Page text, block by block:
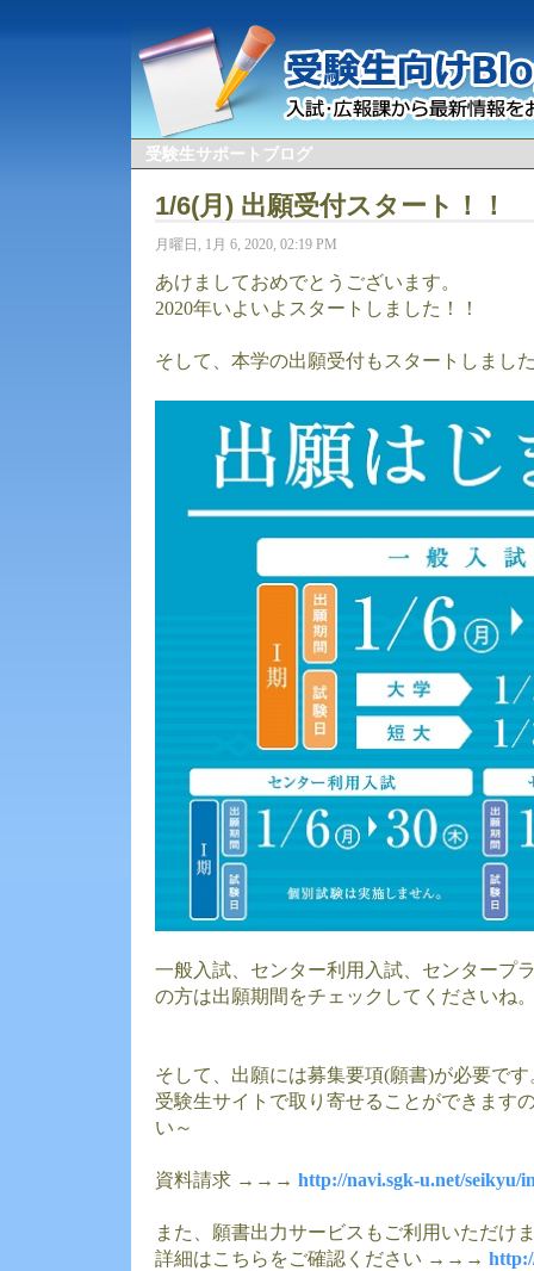
受験生サポートブログ
1/6(月) 出願受付スタート！！
月曜日, 1月 6, 2020, 02:19 PM
あけましておめでとうございます。
2020年いよいよスタートしました！！
そして、本学の出願受付もスタートしまし
一般入試、センター利用入試、センタープ
の方は出願期間をチェックしてくださいね
そして、出願には募集要項(願書)が必要です
受験生サイトで取り寄せることができます
い～
資料請求 →→→ http://navi.sgk-u.net/seikyu/
また、願書出力サービスもご利用いただけ
詳細はこちらをご確認ください →→→